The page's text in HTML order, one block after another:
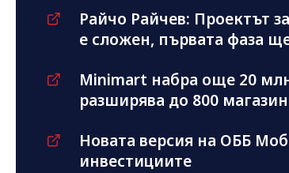
Райчо Райчев: Проектът
е сложен, първата фаза
Minimart набра още 20
разширява до 800
Новата версия на ОББ
инвестициите